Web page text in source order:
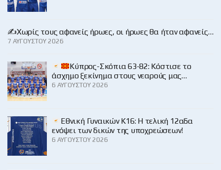
✍️Χωρίς τους αφανείς ήρωες, οι ήρωες θα ήταν αφανείς…
7 ΑΥΓΟΎΣΤΟΥ 2026
Κύπρος-Σκόπια 63-82: Κόστισε το
άσχημο ξεκίνημα στους νεαρούς μας…
6 ΑΥΓΟΎΣΤΟΥ 2026
Εθνική Γυναικών Κ16: Η τελική 12αδα
ενόψει των δικών της υποχρεώσεων!
6 ΑΥΓΟΎΣΤΟΥ 2026